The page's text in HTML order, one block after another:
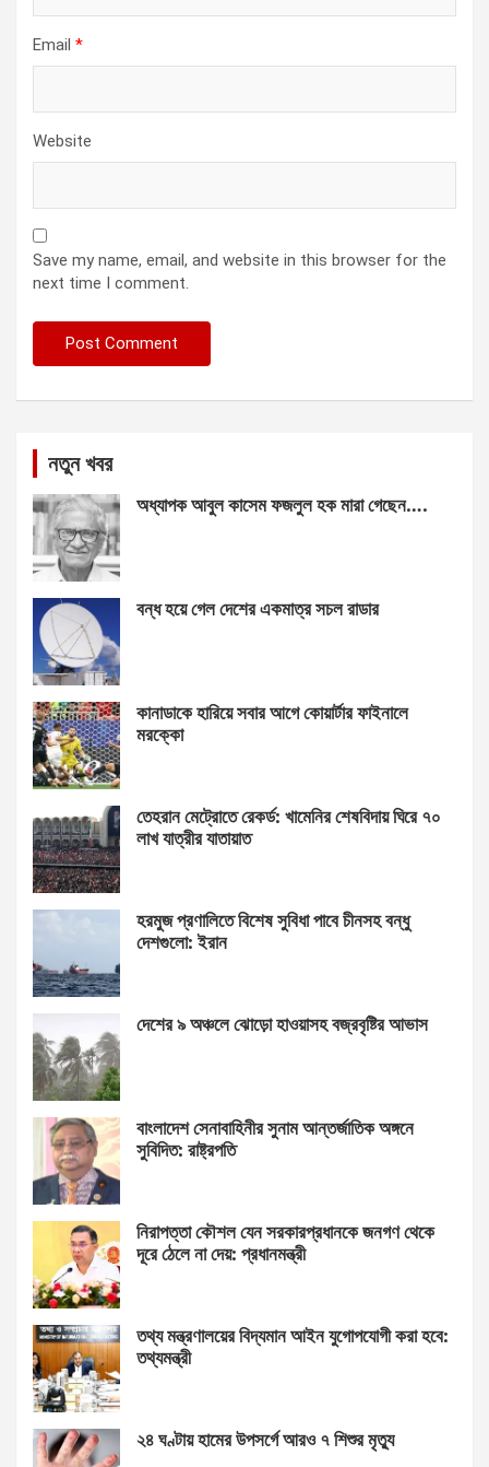
Email *
Website
Save my name, email, and website in this browser for the
next time I comment.
নতুন খবর
অধ্যাপক আবুল কাসেম ফজলুল হক মারা গেছেন….
বন্ধ হয়ে গেল দেশের একমাত্র সচল রাডার
কানাডাকে হারিয়ে সবার আগে কোয়ার্টার ফাইনালে
মরক্কো
তেহরান মেট্রোতে রেকর্ড: খামেনির শেষবিদায় ঘিরে ৭০
লাখ যাত্রীর যাতায়াত
হরমুজ প্রণালিতে বিশেষ সুবিধা পাবে চীনসহ বন্ধু
দেশগুলো: ইরান
দেশের ৯ অঞ্চলে ঝোড়ো হাওয়াসহ বজ্রবৃষ্টির আভাস
বাংলাদেশ সেনাবাহিনীর সুনাম আন্তর্জাতিক অঙ্গনে
সুবিদিত: রাষ্ট্রপতি
নিরাপত্তা কৌশল যেন সরকারপ্রধানকে জনগণ থেকে
দূরে ঠেলে না দেয়: প্রধানমন্ত্রী
তথ্য মন্ত্রণালয়ের বিদ্যমান আইন যুগোপযোগী করা হবে:
তথ্যমন্ত্রী
২৪ ঘণ্টায় হামের উপসর্গে আরও ৭ শিশুর মৃত্যু